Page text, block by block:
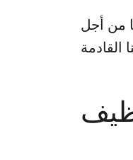
من أجل